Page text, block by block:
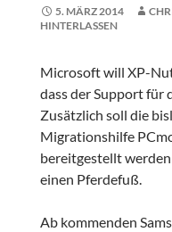
5. MÄRZ 2014
HINTERLASSEN
Microsoft will XP-
dass der Support für
Zusätzlich soll die
Migrationshilfe
bereitgestellt
einen Pferdefuß.
Ab kommenden